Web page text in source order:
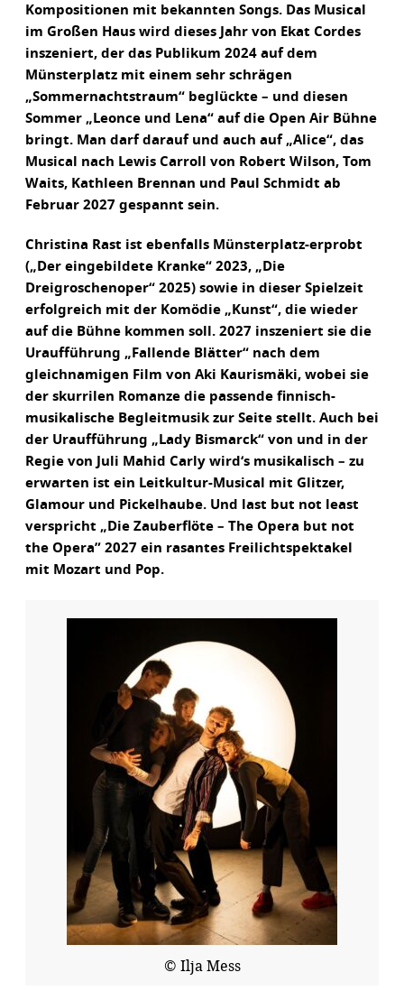
Kompositionen mit bekannten Songs. Das Musical
im Großen Haus wird dieses Jahr von Ekat Cordes
inszeniert, der das Publikum 2024 auf dem
Münsterplatz mit einem sehr schrägen
„Sommernachtstraum“ beglückte – und diesen
Sommer „Leonce und Lena“ auf die Open Air Bühne
bringt. Man darf darauf und auch auf „Alice“, das
Musical nach Lewis Carroll von Robert Wilson, Tom
Waits, Kathleen Brennan und Paul Schmidt ab
Februar 2027 gespannt sein.
Christina Rast ist ebenfalls Münsterplatz-erprobt
(„Der eingebildete Kranke“ 2023, „Die
Dreigroschenoper“ 2025) sowie in dieser Spielzeit
erfolgreich mit der Komödie „Kunst“, die wieder
auf die Bühne kommen soll. 2027 inszeniert sie die
Uraufführung „Fallende Blätter“ nach dem
gleichnamigen Film von Aki Kaurismäki, wobei sie
der skurrilen Romanze die passende finnisch-
musikalische Begleitmusik zur Seite stellt. Auch bei
der Uraufführung „Lady Bismarck“ von und in der
Regie von Juli Mahid Carly wird‘s musikalisch – zu
erwarten ist ein Leitkultur-Musical mit Glitzer,
Glamour und Pickelhaube. Und last but not least
verspricht „Die Zauberflöte – The Opera but not
the Opera” 2027 ein rasantes Freilichtspektakel
mit Mozart und Pop.
© Ilja Mess